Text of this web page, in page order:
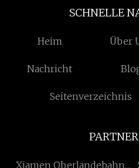
SCHNELLE
Heim Über
Nachricht
Seitenverzeichnis
Xiamen Oberlandebahn